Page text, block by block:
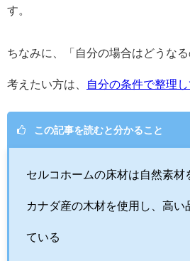
す。
ちなみに、「自分の場合はどうな
考えたい方は、 自分の条件で整理
この記事を読むと分かること
セルコホームの床材は自然素材
カナダ産の木材を使用し、高い
ている